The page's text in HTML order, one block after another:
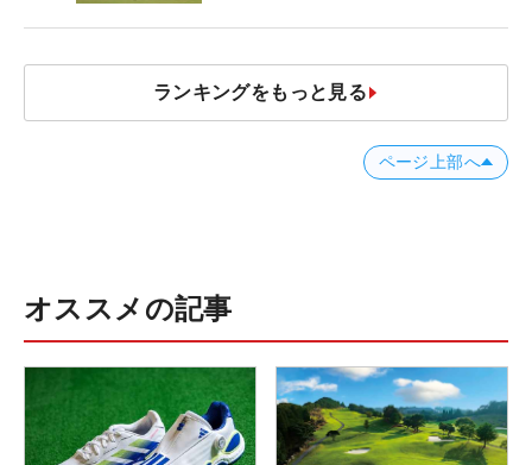
ランキングをもっと見る
ページ上部へ
オススメの記事